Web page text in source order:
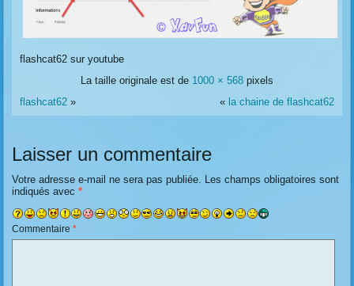
flashcat62 sur youtube
La taille originale est de 1000 × 568 pixels
flashcat62 » « la chaine de flashcat62
Laisser un commentaire
Votre adresse e-mail ne sera pas publiée. Les champs obligatoires sont
indiqués avec*
Commentaire*